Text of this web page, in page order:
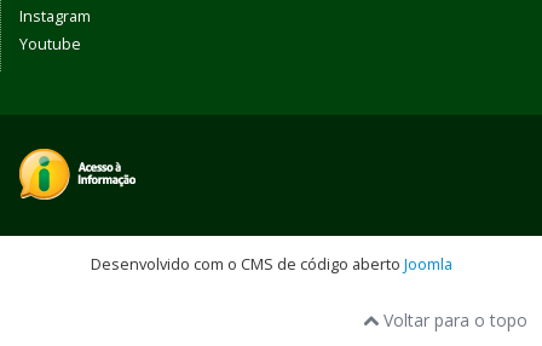
Instagram
Youtube
Desenvolvido com o CMS de código aberto Joomla
Voltar para o topo